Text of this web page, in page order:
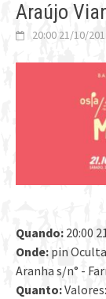
Araújo
20:00 21/10/
Quando: 20:00
Onde: pin
Aranha s/n° -
Quanto: